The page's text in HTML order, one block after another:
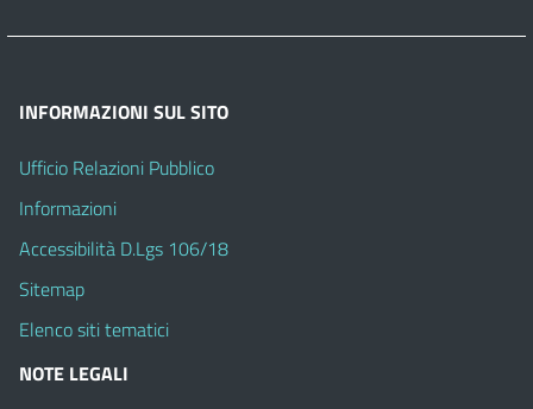
INFORMAZIONI SUL SITO
Ufficio Relazioni Pubblico
Informazioni
Accessibilità D.Lgs 106/18
Sitemap
Elenco siti tematici
NOTE LEGALI